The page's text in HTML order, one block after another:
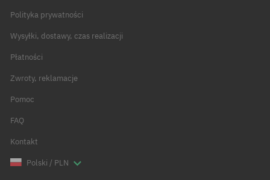
Polityka prywatności
Wysyłki, dostawy, czas realizacji
Płatności
Zwroty, reklamacje
Pomoc
FAQ
Kontakt
Polski / PLN